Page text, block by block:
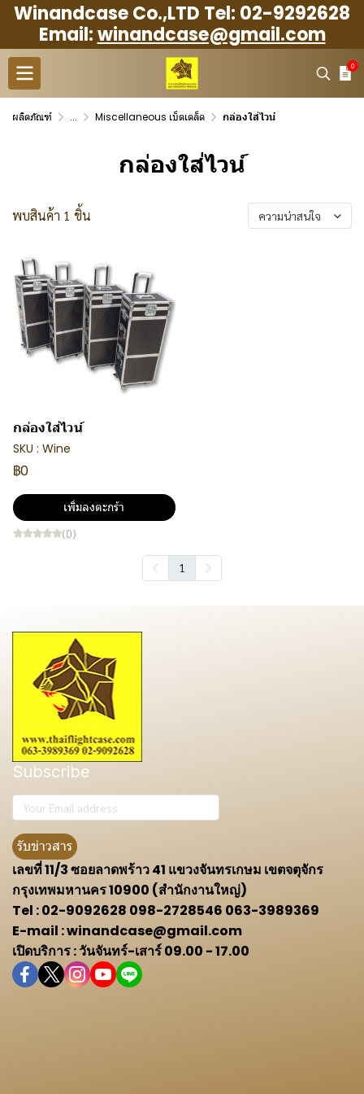
Winandcase Co.,LTD Tel: 02-9292628
Email:winandcase@gmail.com
0
ผลิตภัณฑ์ ... Miscellaneous เบ็ตเตล็ด กล่องใส่ไวน์
กล่องใส่ไวน์
พบสินค้า 1 ชิ้น ความน่าสนใจ
กล่องใส่ไวน์
SKU : Wine
฿0
เพิ่มลงตะกร้า
(0)
1
Subscribe
รับข่าวสาร
เลขที่ 11/3 ซอยลาดพร้าว 41 แขวงจันทรเกษม เขตจตุจักร
กรุงเทพมหานคร 10900 (สำนักงานใหญ่)
Tel : 02-9092628 098-2728546 063-3989369
E-mail : winandcase@gmail.com
เปิดบริการ : วันจันทร์-เสาร์ 09.00 - 17.00